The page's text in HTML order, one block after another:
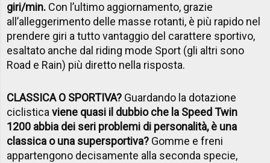
giri/min. Con l’ultimo aggiornamento, grazie
all’alleggerimento delle masse rotanti, è più rapido nel
prendere giri a tutto vantaggio del carattere sportivo,
esaltato anche dal riding mode Sport (gli altri sono
Road e Rain) più diretto nella risposta.
CLASSICA O SPORTIVA? Guardando la dotazione
ciclisticaviene quasi il dubbio che la Speed Twin
1200 abbia dei seri problemi di personalità, è una
classica o una supersportiva? Gomme e freni
appartengono decisamente alla seconda specie,